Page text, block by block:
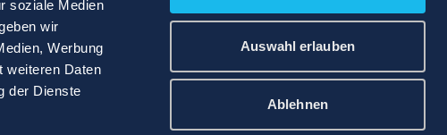
soziale Medien
wir
Werbung
weiteren Daten
der Dienste
Auswahl erlauben
Ablehnen